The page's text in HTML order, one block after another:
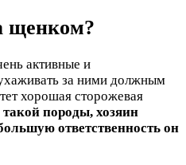
щенком?
активные и
за ними должным
хорошая сторожевая
породы, хозяин
ответственность он